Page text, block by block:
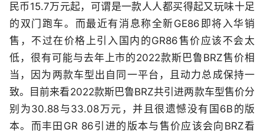
民币15.7万元起，可谓是一款人人都买得起又玩味十足
的双门跑车。而最近有消息称全新GE86即将入华销
售，不过在价格上引入国内的GR86售价应该不会太
低，很有可能与去年上市的2022款斯巴鲁BRZ售价相
当，因为两款车型出自同一平台，且动力总成保持一
致。目前来看2022款斯巴鲁BRZ共引进两款车型售价分
别为30.88与33.08万元，并且很遗憾没有国6B的版
本。而丰田GR 86引进的版本与售价应该会向BRZ看